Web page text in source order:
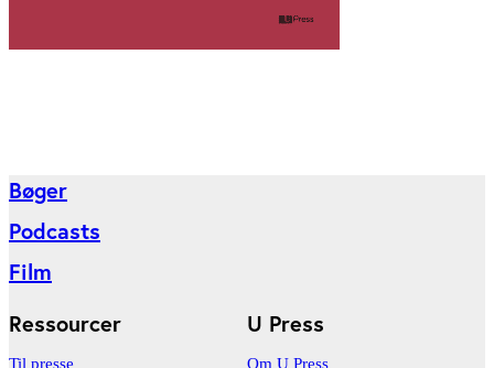
Bøger
Podcasts
Film
U Press
Om U Press
Ressourcer
Til presse